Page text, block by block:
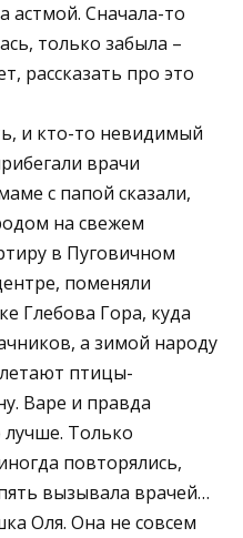
астмой. Сначала-то
только забыла –
рассказать про это
и кто-то невидимый
врачи
с папой сказали,
на свежем
в Пуговичном
поменяли
Глебова Гора, куда
а зимой народу
птицы-
Варе и правда
лучше. Только
повторялись,
вызывала врачей…
Оля. Она не совсем